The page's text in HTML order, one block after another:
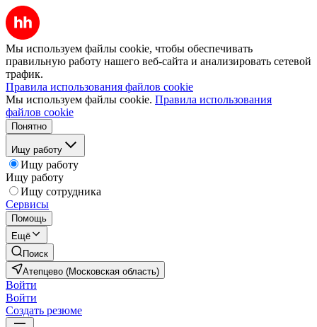
Мы используем файлы cookie, чтобы обеспечивать
правильную работу нашего веб-сайта и анализировать сетевой
трафик.
Правила использования файлов cookie
Мы используем файлы cookie. Правила использования
файлов cookie
Понятно
Ищу работу
Ищу работу
Ищу работу
Ищу сотрудника
Сервисы
Помощь
Ещё
Поиск
Атепцево (Московская область)
Войти
Войти
Создать резюме